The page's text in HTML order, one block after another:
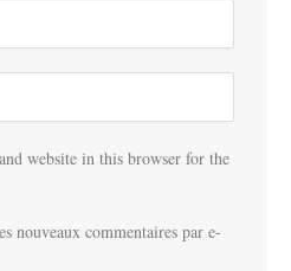
website in this browser for the
nouveaux commentaires par e-